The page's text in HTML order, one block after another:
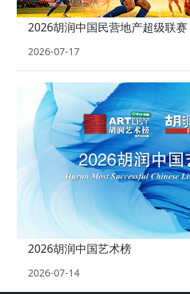
2026胡润中国民营地产超级联赛
2026-07-17
2026胡润中国艺术榜
2026-07-14